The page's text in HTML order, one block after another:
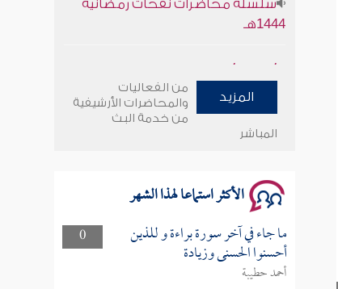
1444هـ
وأمنهم من خوف 9
سلسلة محاضرات نفحات رمضانية
المزيد
من الفعاليات
والمحاضرات الأرشيفية
من خدمة البث
المباشر
الأكثر استماعا لهذا الشهر
0 ما جاء في آخر سورة براءة و للذين
أحسنوا الحسنى وزيادة
أحمد حطيبة